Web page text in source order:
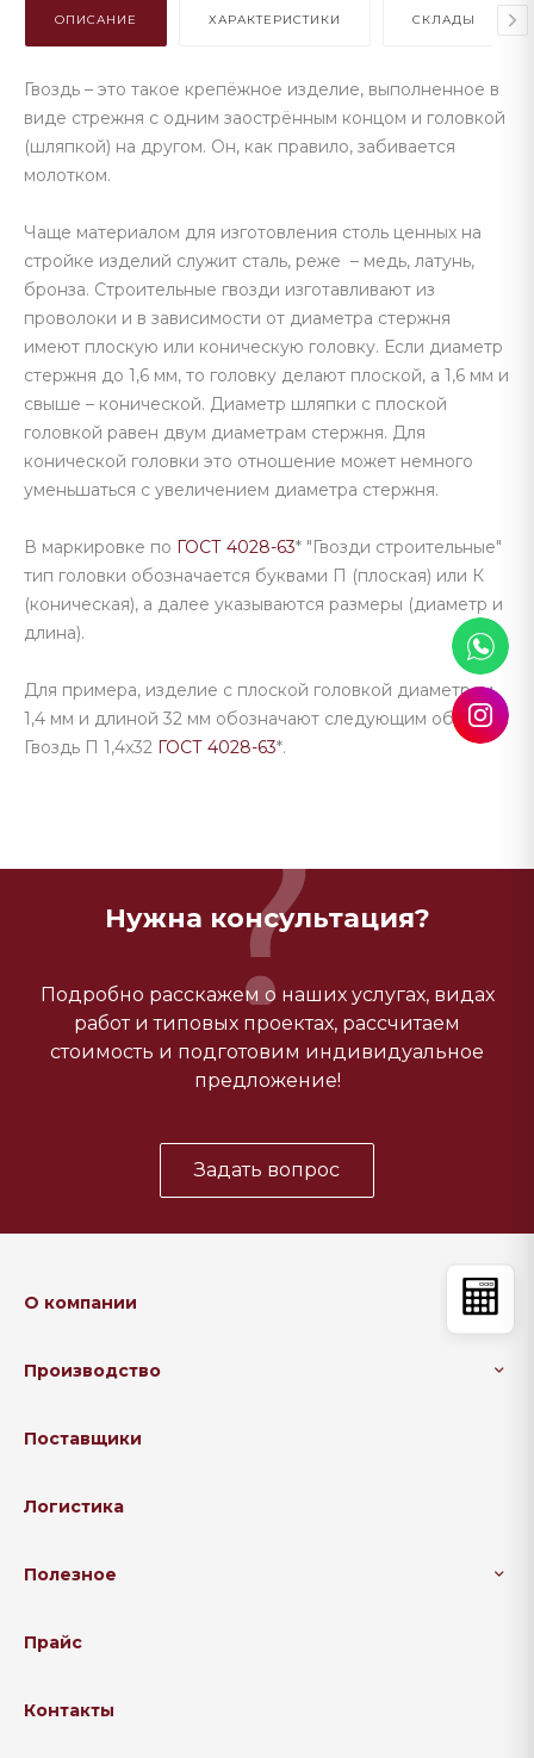
ОПИСАНИЕ ХАРАКТЕРИСТИКИ СКЛАДЫ
Гвоздь – это такое крепёжное изделие, выполненное в
виде стрежня с одним заострённым концом и головкой
(шляпкой) на другом. Он, как правило, забивается
молотком.
Чаще материалом для изготовления столь ценных на
стройке изделий служит сталь, реже – медь, латунь,
бронза. Строительные гвозди изготавливают из
проволоки и в зависимости от диаметра стержня
имеют плоскую или коническую головку. Если диаметр
стержня до 1,6 мм, то головку делают плоской, а 1,6 мм и
свыше – конической. Диаметр шляпки с плоской
головкой равен двум диаметрам стержня. Для
конической головки это отношение может немного
уменьшаться с увеличением диаметра стержня.
В маркировке по ГОСТ 4028-63* "Гвозди строительные"
тип головки обозначается буквами П (плоская) или К
(коническая), а далее указываются размеры (диаметр и
длина).
Для примера, изделие с плоской головкой диаметром
1,4 мм и длиной 32 мм обозначают следующим образом:
Гвоздь П 1,4x32 ГОСТ 4028-63*.
Нужна консультация?
Подробно расскажем о наших услугах, видах
работ и типовых проектах, рассчитаем
стоимость и подготовим индивидуальное
предложение!
Задать вопрос
О компании
Производство
Поставщики
Логистика
Полезное
Прайс
Контакты